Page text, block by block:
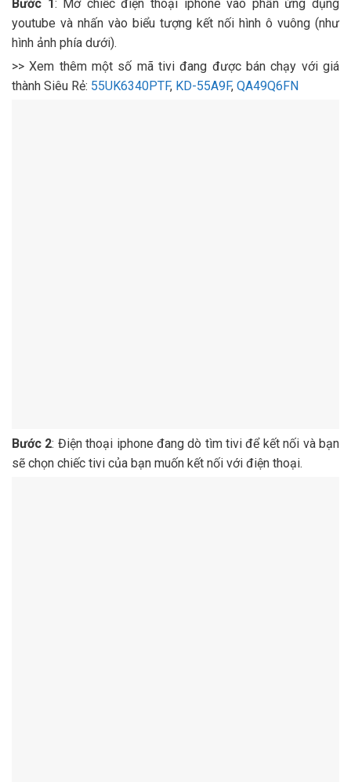
Bước 1: Mở chiếc điện thoại iphone vào phần ứng dụng
youtube và nhấn vào biểu tượng kết nối hình ô vuông (như
hình ảnh phía dưới).
>> Xem thêm một số mã tivi đang được bán chạy với giá
thành Siêu Rẻ: 55UK6340PTF, KD-55A9F, QA49Q6FN
Bước 2: Điện thoại iphone đang dò tìm tivi để kết nối và bạn
sẽ chọn chiếc tivi của bạn muốn kết nối với điện thoại.